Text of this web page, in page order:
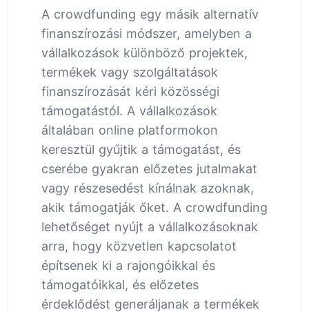
A crowdfunding egy másik alternatív
finanszírozási módszer, amelyben a
vállalkozások különböző projektek,
termékek vagy szolgáltatások
finanszírozását kéri közösségi
támogatástól. A vállalkozások
általában online platformokon
keresztül gyűjtik a támogatást, és
cserébe gyakran előzetes jutalmakat
vagy részesedést kínálnak azoknak,
akik támogatják őket. A crowdfunding
lehetőséget nyújt a vállalkozásoknak
arra, hogy közvetlen kapcsolatot
építsenek ki a rajongóikkal és
támogatóikkal, és előzetes
érdeklődést generáljanak a termékek